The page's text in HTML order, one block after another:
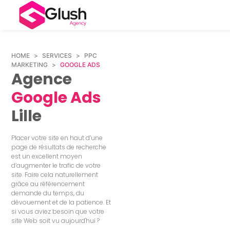
HOME > SERVICES >
PPC
MARKETING > GOOGLE ADS
Agence
Google Ads
Lille
Placer votre site en haut d’une
page de résultats de recherche
est un excellent moyen
d’augmenter le trafic de votre
site. Faire cela naturellement
grâce au référencement
demande du temps, du
dévouement et de la patience. Et
si vous aviez besoin que votre
site Web soit vu aujourd'hui ?